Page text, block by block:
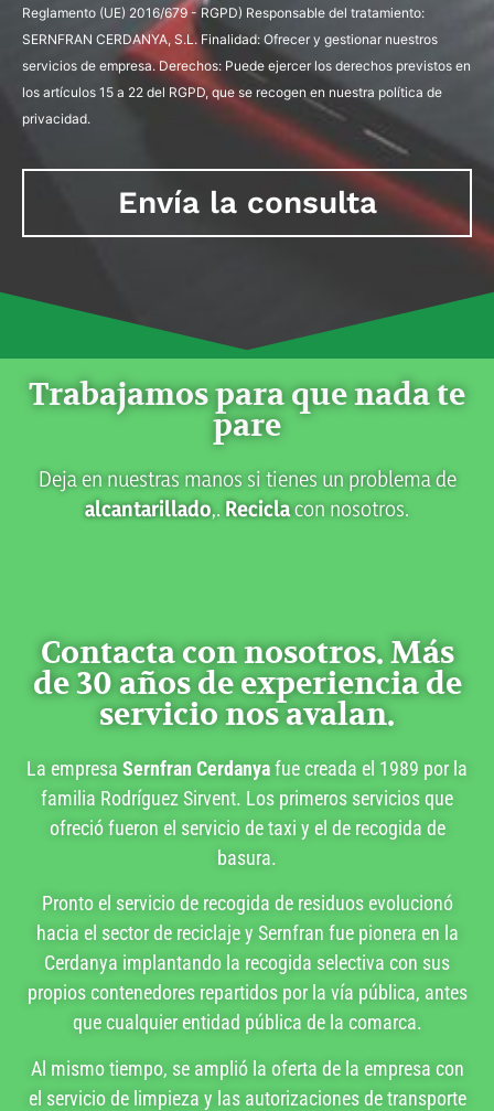
Reglamento (UE) 2016/679 - RGPD) Responsable del tratamiento:
SERNFRAN CERDANYA, S.L. Finalidad: Ofrecer y gestionar nuestros
servicios de empresa. Derechos: Puede ejercer los derechos previstos en
los artículos 15 a 22 del RGPD, que se recogen en nuestra política de
privacidad.
Envía la consulta
Trabajamos para que nada te
pare
Deja en nuestras manos si tienes un problema de
alcantarillado,. Reciclacon nosotros.
Contacta con nosotros. Más
de 30 años de experiencia de
servicio nos avalan.
La empresa Sernfran Cerdanyafue creada el 1989 por la
familia Rodríguez Sirvent. Los primeros servicios que
ofreció fueron el servicio de taxi y el de recogida de
basura.
Pronto el servicio de recogida de residuos evolucionó
hacia el sector de reciclaje y Sernfran fue pionera en la
Cerdanya implantando la recogida selectiva con sus
propios contenedores repartidos por la vía pública, antes
que cualquier entidad pública de la comarca.
Al mismo tiempo, se amplió la oferta de la empresa con
el servicio de limpieza y las autorizaciones de transporte